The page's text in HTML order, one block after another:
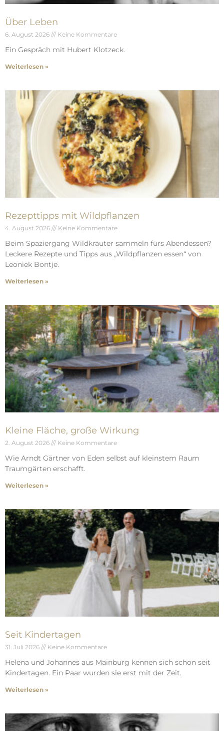
Über Leben
6. August 2026 Keine Kommentare
Ein Gespräch mit Hubert Klotzeck.
Weiterlesen »
Rezepttipps mit Wildpflanzen
4. August 2026 Keine Kommentare
Beim Spaziergang Wildkräuter sammeln fürs Abendessen?
Leckere Rezepte und Tipps aus „Wildpflanzen essen“ von
Leoniek Bontje.
Weiterlesen »
Kleine Fläche, große Wirkung
2. August 2026 Keine Kommentare
Wie Arndt Gärtner von Eden selbst auf kleinstem Raum
Traumgärten erschafft.
Weiterlesen »
Seit Kindertagen
31. Juli 2026 Keine Kommentare
Helena und Johannes aus Mainburg kennen sich schon seit
Kindertagen. Ein Paar wurden sie erst mit der Zeit.
Weiterlesen »